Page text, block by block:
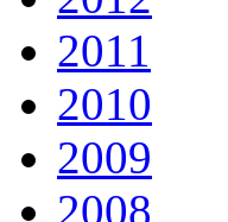
2011
2010
2009
2008